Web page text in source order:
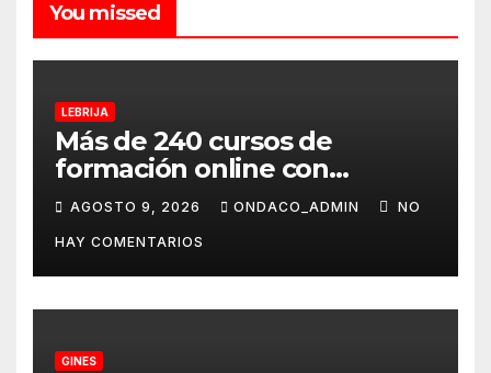
You missed
LEBRIJA
Más de 240 cursos de
formación online con
certificación oficial,
disponibles desde
septiembre a través del
programa Aula Mentor en
Lebrija
AGOSTO 9, 2026 ONDACO_ADMIN NO
HAY COMENTARIOS
GINES